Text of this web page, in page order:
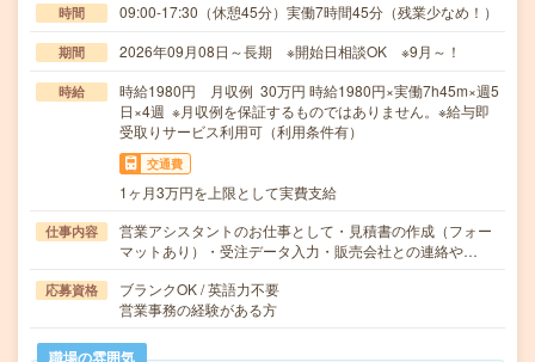
時間 09:00-17:30（休憩45分）実働7時間45分（残業少なめ！）
期間 2026年09月08日～長期 ※開始日相談OK ※9月～！
時給
時給1980円 月収例 30万円 時給1980円×実働7h45m×週5
日×4週 ※月収例を保証するものではありません。※給与即
受取りサービス利用可（利用条件有）
交通費
1ヶ月3万円を上限として実費支給
仕事内容
営業アシスタントのお仕事として・見積書の作成（フォー
マットあり）・受注データ入力・販売会社との連絡や…
応募資格
ブランクOK / 英語力不要
営業事務の経験がある方
職場の雰囲気